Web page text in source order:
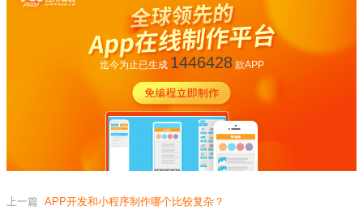
迄今为止已生成 1446428款APP
上一篇 APP开发和小程序制作哪个比较复杂？